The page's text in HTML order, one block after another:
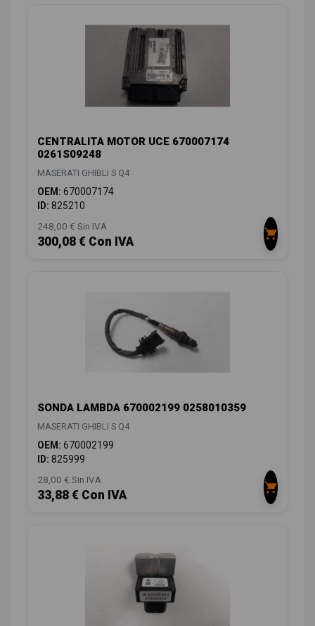
CENTRALITA MOTOR UCE 670007174
0261S09248
MASERATI GHIBLI S Q4
OEM: 670007174
ID: 825210
248,00 € Sin IVA
300,08 € Con IVA
SONDA LAMBDA 670002199 0258010359
MASERATI GHIBLI S Q4
OEM: 670002199
ID: 825999
28,00 € Sin IVA
33,88 € Con IVA